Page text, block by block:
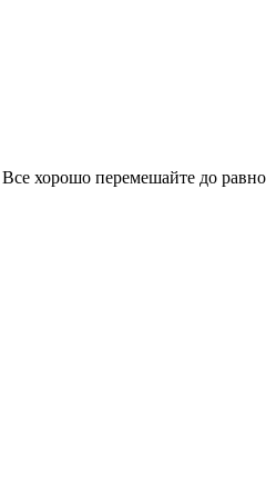
хорошо перемешайте до